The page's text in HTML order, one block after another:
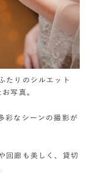
たりのシルエット
写真。
彩なシーンの撮影が
回廊も美しく、貸切